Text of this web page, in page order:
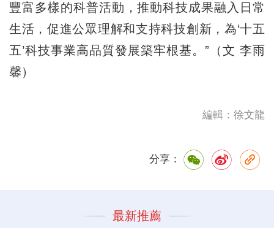
豐富多樣的科普活動，推動科技成果融入日常
生活，促進公眾理解和支持科技創新，為‘十五
五’科技事業高品質發展築牢根基。”（文 李雨
馨）
編輯：徐文龍
分享：
最新推薦